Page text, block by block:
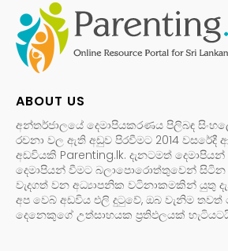
ABOUT US
අන්තර්ජාලයේ දෙමාපියකරණය පිලිබඳ
රචනා වල ඇති අඩුව පිරවීමට 2014 වසරේදී
අඩවියකි Parenting.lk. දැනටමත්
දෙමාපියන් වීමට බලාපොරොත්තුවෙන් සිටින
වැදගත් වන අධ්‍යාපනික වටිනාකමකින් යුතු
අප වෙබ් අඩවිය එලි දුටුවේ, ඔබ වැනිම තවත්
දෙනෙකුගේ උත්සාහයක ප්‍රතිඵලයක්